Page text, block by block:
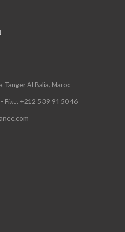
Tanger Al Balia, Maroc
Fixe. +212 5 39 94 50 46